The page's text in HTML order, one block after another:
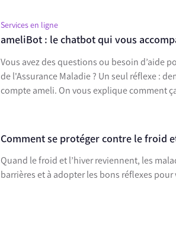
Services en ligne
ameliBot : le chatbot qui vous
Vous avez des questions ou besoin d’aide
de l'Assurance Maladie ? Un seul réflexe :
compte ameli. On vous explique comment
Comment se protéger contre le froid
Quand le froid et l’hiver reviennent, les
barrières et à adopter les bons réflexes pour